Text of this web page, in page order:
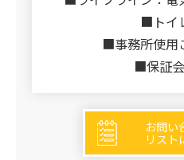
■トイ
■事務所使用
■保証
お問い
リスト